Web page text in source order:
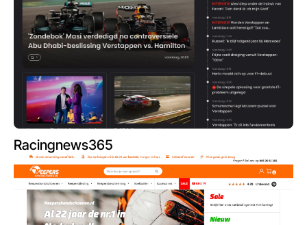
Racingnews365